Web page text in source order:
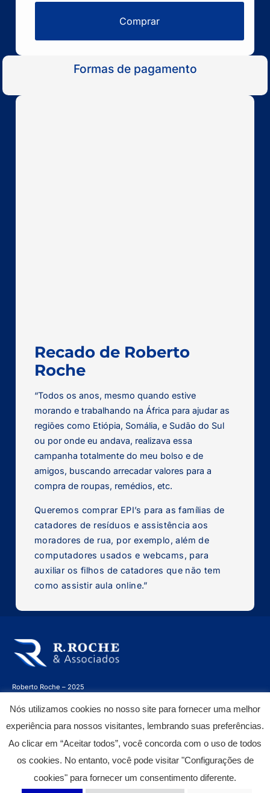
Comprar
Formas de pagamento
Recado de Roberto
Roche
“Todos os anos, mesmo quando estive
morando e trabalhando na África para ajudar as
regiões como Etiópia, Somália, e Sudão do Sul
ou por onde eu andava, realizava essa
campanha totalmente do meu bolso e de
amigos, buscando arrecadar valores para a
compra de roupas, remédios, etc.
Queremos comprar EPI’s para as famílias de
catadores de resíduos e assistência aos
moradores de rua, por exemplo, além de
computadores usados e webcams, para
auxiliar os filhos de catadores que não tem
como assistir aula online.”
Roberto Roche – 2025
Proibida a cópia parcial ou total do conteúdo disposto neste site.
PrivacidadeeTermos de Uso.
Nós utilizamos cookies no nosso site para fornecer uma melhor
experiência para nossos visitantes, lembrando suas preferências.
Ao clicar em “Aceitar todos”, você concorda com o uso de todos
os cookies. No entanto, você pode visitar "Configurações de
cookies" para fornecer um consentimento diferente.